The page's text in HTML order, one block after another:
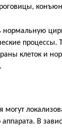
нормальную
процессы.
клеток и
могут
аппарата. В